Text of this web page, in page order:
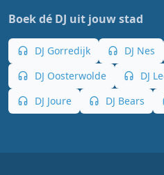
Boek dé DJ uit jouw stad
DJ Gorredijk DJ Nes
DJ Oosterwolde
DJ
DJ Joure
DJ Bears